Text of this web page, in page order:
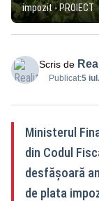
impozit - PROIECT
Scris de
Publicat:5
Ministerul
din Codul
desfășoară
de plata